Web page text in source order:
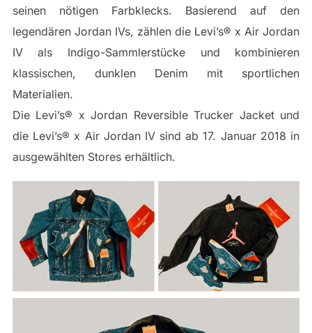
seinen nötigen Farbklecks. Basierend auf den
legendären Jordan IVs, zählen die Levi’s® x Air Jordan
IV als Indigo-Sammlerstücke und kombinieren
klassischen, dunklen Denim mit sportlichen
Materialien.
Die Levi’s® x Jordan Reversible Trucker Jacket und
die Levi’s® x Air Jordan IV sind ab 17. Januar 2018 in
ausgewählten Stores erhältlich.